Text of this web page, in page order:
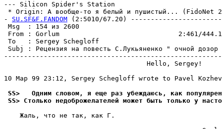
--- Silicon Spider's Station
* Origin: А вообще-то я белый и пушистый... (FidoNet
- SU.SF&F.FANDOM (2:5010/67.20)
Msg  : 154
From : Gorlum                              2:461/444.13
To   : Sergey Schegloff
Subj : Рецензия на повесть С.Лyкьяненко "
                                    Hello, Sergey!
10 Мар 99 23:12, Sergey Schegloff wrote to Pavel
SS>   Одним словом, я еще раз убеждаюсь, как
SS> Столько недоброжелателей может быть только у
    Жаль, что не так, как Г.